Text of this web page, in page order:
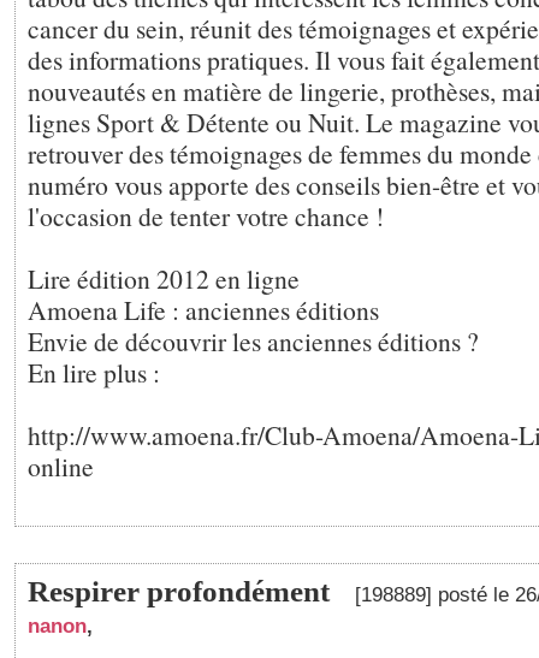
cancer du sein, réunit des témoignages et
des informations pratiques. Il vous fait
nouveautés en matière de lingerie, prothèses,
lignes Sport & Détente ou Nuit. Le magazine
retrouver des témoignages de femmes du
numéro vous apporte des conseils bien-être et
l'occasion de tenter votre chance !
Lire édition 2012 en ligne
Amoena Life : anciennes éditions
Envie de découvrir les anciennes éditions ?
En lire plus :
http://www.amoena.fr/Club-Amoena/Amoena-
online
Respirer profondément
[198889] posté le
nanon,